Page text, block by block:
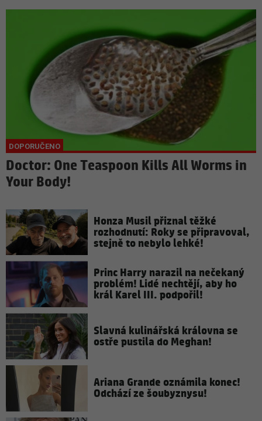
Doctor: One Teaspoon Kills All Worms in
Your Body!
Honza Musil přiznal těžké
rozhodnutí: Roky se připravoval,
stejně to nebylo lehké!
Princ Harry narazil na nečekaný
problém! Lidé nechtějí, aby ho
král Karel III. podpořil!
Slavná kulinářská královna se
ostře pustila do Meghan!
Ariana Grande oznámila konec!
Odchází ze šoubyznysu!